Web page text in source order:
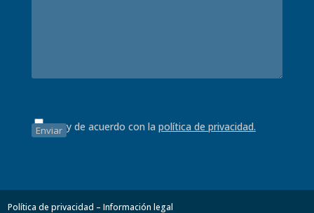
Estoy de acuerdo con la política de privacidad.
Política de privacidad – Información legal